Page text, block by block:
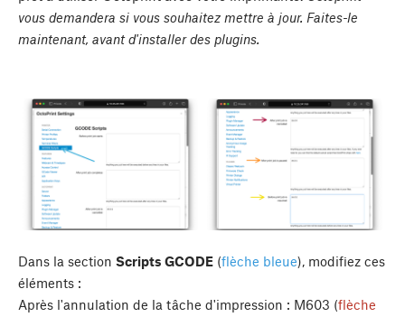
vous demandera si vous souhaitez mettre à jour. Faites-le
maintenant, avant d'installer des plugins.
Dans la section Scripts GCODE (flèche bleue), modifiez ces
éléments :
Après l'annulation de la tâche d'impression : M603 (flèche